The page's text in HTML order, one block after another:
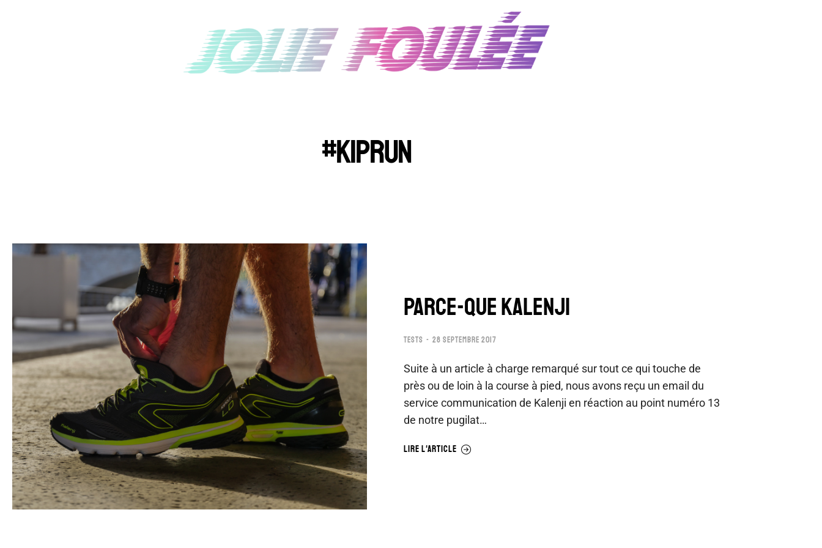
#KIPRUN
PARCE-QUE KALENJI
TESTS 28 SEPTEMBRE 2017
Suite à un article à charge remarqué sur tout ce qui touche de
près ou de loin à la course à pied, nous avons reçu un email du
service communication de Kalenji en réaction au point numéro 13
de notre pugilat…
LIRE L'ARTICLE